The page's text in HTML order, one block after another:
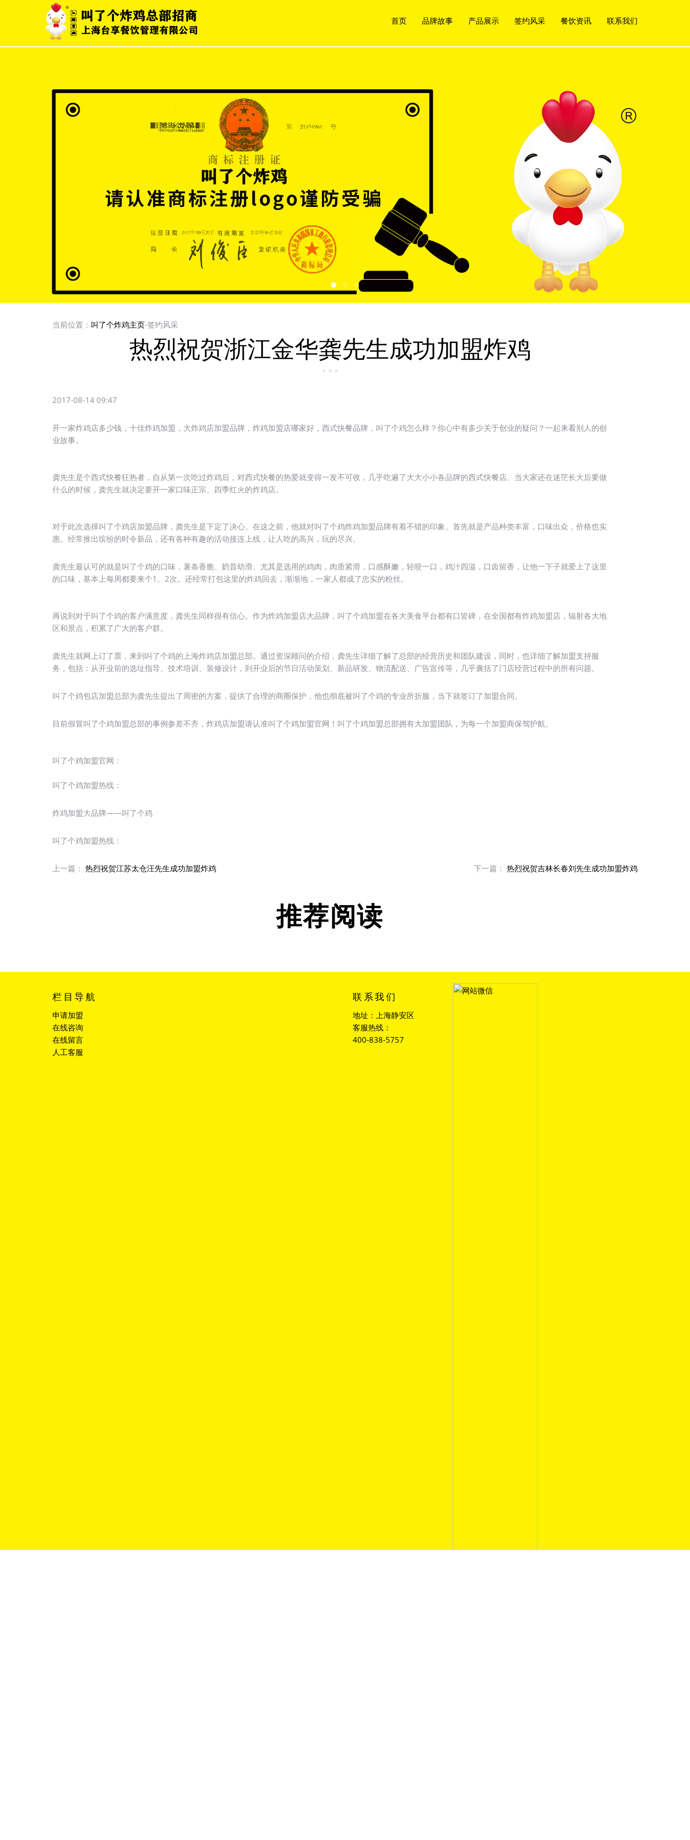
首页 品牌故事 产品展示 签约风采 餐饮资讯 联系我们
当前位置： 叫了个炸鸡主页-签约风采
热烈祝贺浙江金华龚先生成功加盟炸鸡
* * *
2017-08-14 09:47
开一家炸鸡店多少钱，十佳炸鸡加盟，大炸鸡店加盟品牌，炸鸡加盟店哪家好，西式快餐品牌，叫了个鸡怎么样？你心中有多少关于创业的疑问？一起来看别人的创
业故事。
龚先生是个西式快餐狂热者，自从第一次吃过炸鸡后，对西式快餐的热爱就变得一发不可收，几乎吃遍了大大小小各品牌的西式快餐店。当大家还在迷茫长大后要做
什么的时候，龚先生就决定要开一家口味正宗、四季红火的炸鸡店。
对于此次选择叫了个鸡店加盟品牌，龚先生是下定了决心。在这之前，他就对叫了个鸡炸鸡加盟品牌有着不错的印象。首先就是产品种类丰富，口味出众，价格也实
惠。经常推出缤纷的时令新品，还有各种有趣的活动接连上线，让人吃的高兴，玩的尽兴。
龚先生最认可的就是叫了个鸡的口味，薯条香脆、奶昔幼滑、尤其是选用的鸡肉，肉质紧滑，口感酥嫩，轻咬一口，鸡汁四溢，口齿留香，让他一下子就爱上了这里
的口味，基本上每周都要来个1、2次。还经常打包这里的炸鸡回去，渐渐地，一家人都成了忠实的粉丝。
再说到对于叫了个鸡的客户满意度，龚先生同样很有信心。作为炸鸡加盟店大品牌，叫了个鸡加盟在各大美食平台都有口皆碑，在全国都有炸鸡加盟店，辐射各大地
区和景点，积累了广大的客户群。
龚先生就网上订了票，来到叫了个鸡的上海炸鸡店加盟总部。通过资深顾问的介绍，龚先生详细了解了总部的经营历史和团队建设，同时，也详细了解加盟支持服
务，包括：从开业前的选址指导、技术培训、装修设计，到开业后的节日活动策划、新品研发、物流配送、广告宣传等，几乎囊括了门店经营过程中的所有问题。
叫了个鸡包店加盟总部为龚先生提出了周密的方案，提供了合理的商圈保护，他也彻底被叫了个鸡的专业所折服，当下就签订了加盟合同。
目前假冒叫了个鸡加盟总部的事例参差不齐，炸鸡店加盟请认准叫了个鸡加盟官网！叫了个鸡加盟总部拥有大加盟团队，为每一个加盟商保驾护航。
叫了个鸡加盟官网：
叫了个鸡加盟热线：
炸鸡加盟大品牌——叫了个鸡
叫了个鸡加盟热线：
上一篇： 热烈祝贺江苏太仓汪先生成功加盟炸鸡 下一篇： 热烈祝贺吉林长春刘先生成功加盟炸鸡
推荐阅读
栏目导航
申请加盟
在线咨询
在线留言
人工客服
联系我们
地址：上海静安区
客服热线：
400-838-5757